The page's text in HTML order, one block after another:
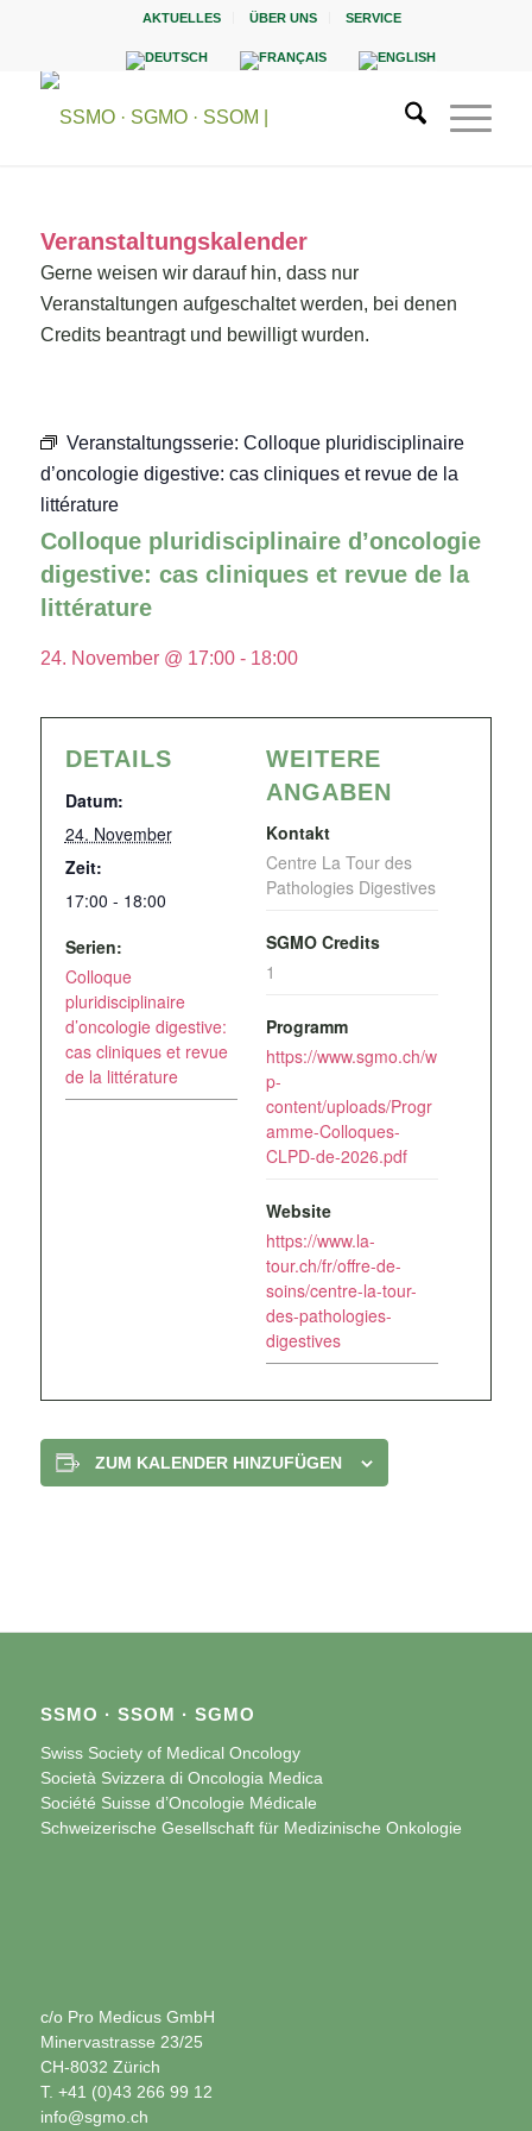
AKTUELLES ÜBER UNS SERVICE
Veranstaltungskalender
Gerne weisen wir darauf hin, dass nur
Veranstaltungen aufgeschaltet werden, bei denen
Credits beantragt und bewilligt wurden.
Veranstaltungsserie: Colloque pluridisciplinaire
d’oncologie digestive: cas cliniques et revue de la
littérature
Colloque pluridisciplinaire d’oncologie
digestive: cas cliniques et revue de la
littérature
24. November @ 17:00- 18:00
DETAILS
Datum:
24. November
Zeit:
17:00 - 18:00
Serien:
Colloque
pluridisciplinaire
d’oncologie digestive:
cas cliniques et revue
de la littérature
WEITERE
ANGABEN
Kontakt
Centre La Tour des
Pathologies Digestives
SGMO Credits
1
Programm
https://www.sgmo.ch/w
p-
content/uploads/Progr
amme-Colloques-
CLPD-de-2026.pdf
Website
https://www.la-
tour.ch/fr/offre-de-
soins/centre-la-tour-
des-pathologies-
digestives
ZUM KALENDER HINZUFÜGEN
SSMO · SSOM · SGMO
Swiss Society of Medical Oncology
Società Svizzera di Oncologia Medica
Société Suisse d’Oncologie Médicale
Schweizerische Gesellschaft für Medizinische Onkologie
c/o Pro Medicus GmbH
Minervastrasse 23/25
CH-8032 Zürich
T. +41 (0)43 266 99 12
info@sgmo.ch